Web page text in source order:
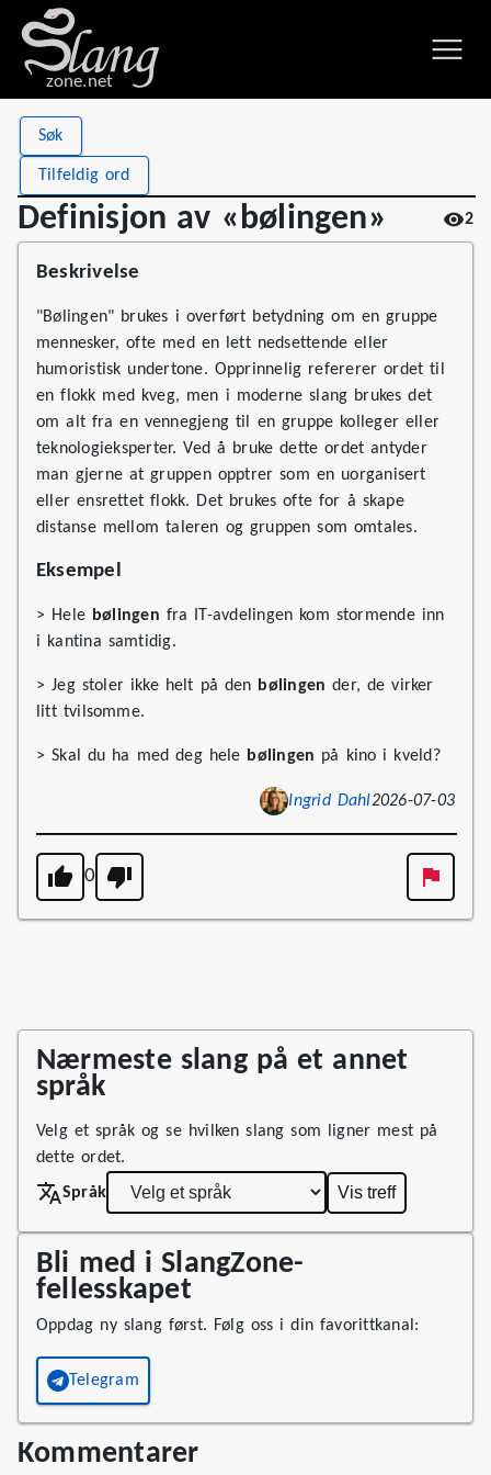
zone.net
Søk
Tilfeldig ord
Definisjon av «bølingen» 2
Definisjon av «bølingen»
Stat
Views
Definitions 1
2026
Beskrivelse
"Bølingen" brukes i overført betydning om en gruppe
mennesker, ofte med en lett nedsettende eller
humoristisk undertone. Opprinnelig refererer ordet til
en flokk med kveg, men i moderne slang brukes det
om alt fra en vennegjeng til en gruppe kolleger eller
teknologieksperter. Ved å bruke dette ordet antyder
man gjerne at gruppen opptrer som en uorganisert
eller ensrettet flokk. Det brukes ofte for å skape
distanse mellom taleren og gruppen som omtales.
Eksempel
> Hele bølingen fra IT-avdelingen kom stormende inn
i kantina samtidig.
> Jeg stoler ikke helt på den bølingen der, de virker
litt tvilsomme.
> Skal du ha med deg hele bølingen på kino i kveld?
Ingrid Dahl2026-07-03
0
Nærmeste slang på et annet
språk
Velg et språk og se hvilken slang som ligner mest på
dette ordet.
Språk
Vis treff
Bli med i SlangZone-
fellesskapet
Oppdag ny slang først. Følg oss i din favorittkanal:
Telegram
Kommentarer